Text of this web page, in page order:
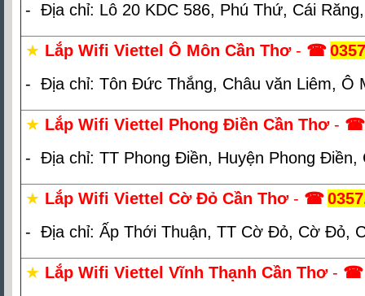
- Địa chỉ: Lô 20 KDC 586, Phú Thứ, Cái
★ Lắp Wifi Viettel Ô Môn Cần Thơ- ☎
- Địa chỉ: Tôn Đức Thắng, Châu văn Liêm, Ô
★ Lắp Wifi Viettel Phong Điền Cần Thơ- ☎
- Địa chỉ: TT Phong Điền, Huyện Phong Điền,
★ Lắp Wifi Viettel Cờ Đỏ Cần Thơ- ☎
- Địa chỉ: Ấp Thới Thuận, TT Cờ Đỏ, Cờ Đỏ,
★ Lắp Wifi Viettel Vĩnh Thạnh Cần Thơ- ☎